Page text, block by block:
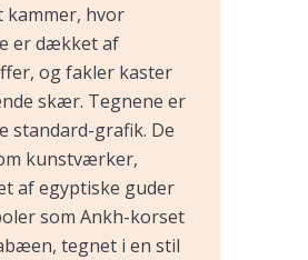
kammer, hvor
er dækket af
og fakler kaster
skær. Tegnene er
standard-grafik. De
kunstværker,
af egyptiske guder
som Ankh-korset
tegnet i en stil